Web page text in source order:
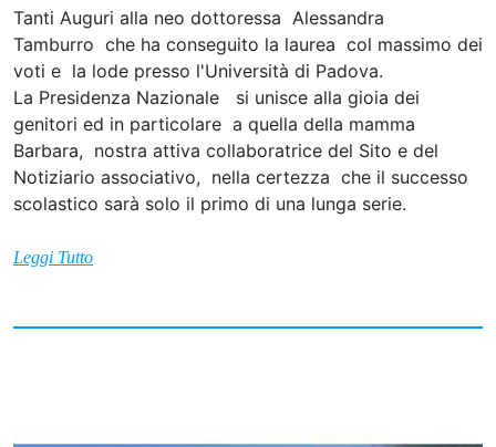
Tanti Auguri alla neo dottoressa Alessandra
Tamburro che ha conseguito la laurea col massimo dei
voti e la lode presso l'Università di Padova.
La Presidenza Nazionale si unisce alla gioia dei
genitori ed in particolare a quella della mamma
Barbara, nostra attiva collaboratrice del Sito e del
Notiziario associativo, nella certezza che il successo
scolastico sarà solo il primo di una lunga serie.
Leggi Tutto